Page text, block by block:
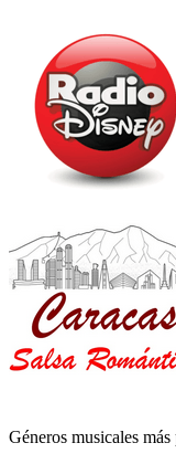
Géneros musicales más